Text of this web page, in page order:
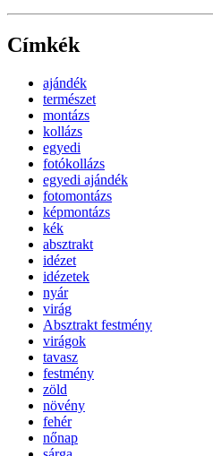
Címkék
ajándék
természet
montázs
kollázs
egyedi
fotókollázs
egyedi ajándék
fotomontázs
képmontázs
kék
absztrakt
idézet
idézetek
nyár
virág
Absztrakt festmény
virágok
tavasz
festmény
zöld
növény
fehér
nőnap